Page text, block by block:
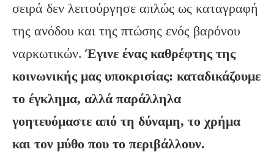
σειρά δεν λειτούργησε απλώς ως καταγραφή
της ανόδου και της πτώσης ενός βαρόνου
ναρκωτικών.Έγινε ένας καθρέφτης της
κοινωνικής μας υποκρισίας: καταδικάζουμε
το έγκλημα, αλλά παράλληλα
γοητευόμαστε από τη δύναμη, το χρήμα
και τον μύθο που το περιβάλλουν.